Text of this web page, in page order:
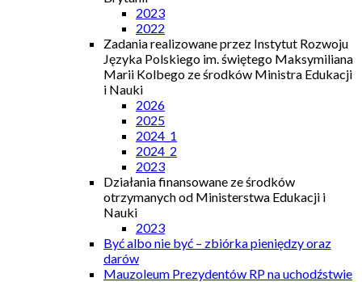
2023
2022
Zadania realizowane przez Instytut Rozwoju
Języka Polskiego im. świętego Maksymiliana
Marii Kolbego ze środków Ministra Edukacji
i Nauki
2026
2025
2024_1
2024_2
2023
Działania finansowane ze środków
otrzymanych od Ministerstwa Edukacji i
Nauki
2023
Być albo nie być – zbiórka pieniędzy oraz
darów
Mauzoleum Prezydentów RP na uchodźstwie